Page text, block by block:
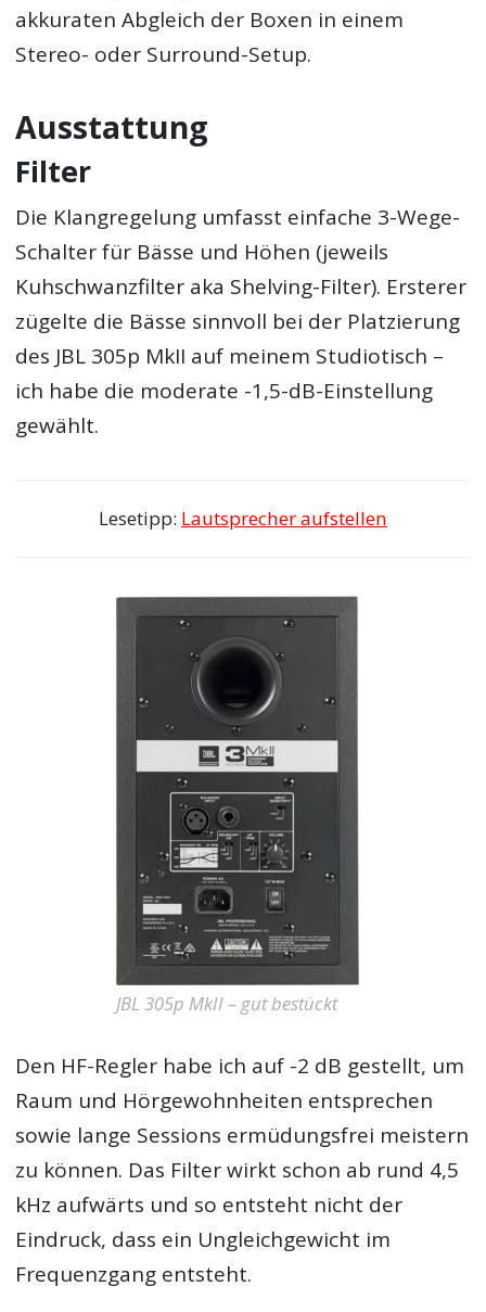
akkuraten Abgleich der Boxen in einem
Stereo- oder Surround-Setup.
Ausstattung
Filter
Die Klangregelung umfasst einfache 3-Wege-
Schalter für Bässe und Höhen (jeweils
Kuhschwanzfilter aka Shelving-Filter). Ersterer
zügelte die Bässe sinnvoll bei der Platzierung
des JBL 305p MkII auf meinem Studiotisch –
ich habe die moderate -1,5-dB-Einstellung
gewählt.
Lesetipp: Lautsprecher aufstellen
JBL 305p MkII – gut bestückt
Den HF-Regler habe ich auf -2 dB gestellt, um
Raum und Hörgewohnheiten entsprechen
sowie lange Sessions ermüdungsfrei meistern
zu können. Das Filter wirkt schon ab rund 4,5
kHz aufwärts und so entsteht nicht der
Eindruck, dass ein Ungleichgewicht im
Frequenzgang entsteht.